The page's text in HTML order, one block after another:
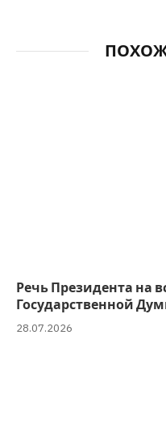
Речь Президента на
Государственной
28.07.2026